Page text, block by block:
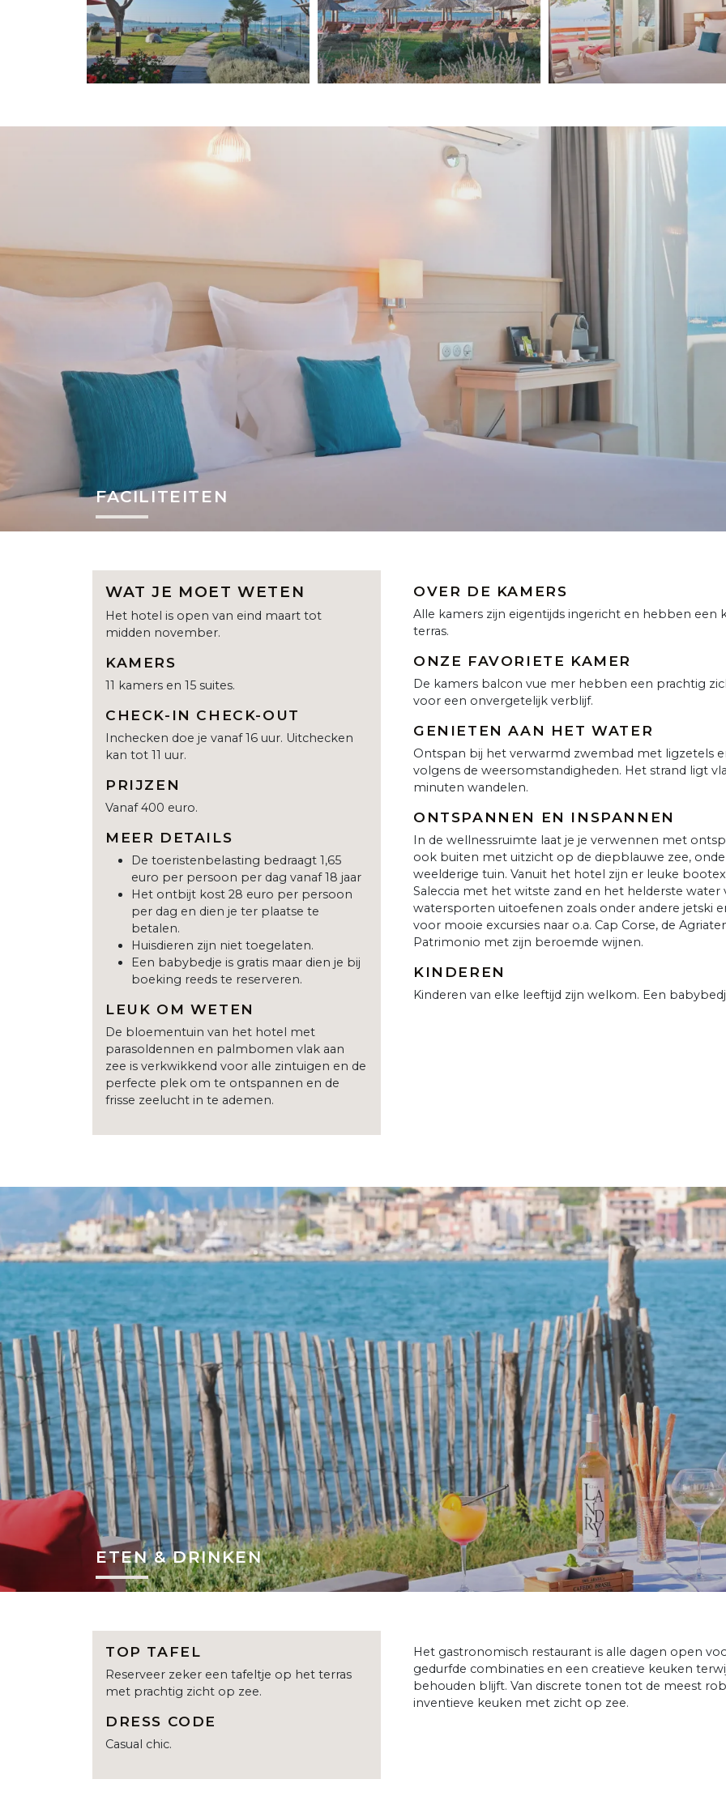
FACILITEITEN
WAT JE MOET WETEN
Het hotel is open van eind maart tot
midden november.
KAMERS
11 kamers en 15 suites.
CHECK-IN CHECK-OUT
Inchecken doe je vanaf 16 uur. Uitchecken
kan tot 11 uur.
PRIJZEN
Vanaf 400 euro.
MEER DETAILS
De toeristenbelasting bedraagt 1,65
euro per persoon per dag vanaf 18 jaar
Het ontbijt kost 28 euro per persoon
per dag en dien je ter plaatse te
betalen.
Huisdieren zijn niet toegelaten.
Een babybedje is gratis maar dien je bij
boeking reeds te reserveren.
LEUK OM WETEN
De bloementuin van het hotel met
parasoldennen en palmbomen vlak aan
zee is verkwikkend voor alle zintuigen en de
perfecte plek om te ontspannen en de
frisse zeelucht in te ademen.
OVER DE KAMERS
Alle kamers zijn eigentijds ingericht en hebben een
terras.
ONZE FAVORIETE KAMER
De kamers balcon vue mer hebben een prachtig
voor een onvergetelijk verblijf.
GENIETEN AAN HET WATER
Ontspan bij het verwarmd zwembad met ligzetels
volgens de weersomstandigheden. Het strand ligt
minuten wandelen.
ONTSPANNEN EN INSPANNEN
In de wellnessruimte laat je je verwennen met
ook buiten met uitzicht op de diepblauwe zee,
weelderige tuin. Vanuit het hotel zijn er leuke
Saleccia met het witste zand en het helderste water
watersporten uitoefenen zoals onder andere jetski
voor mooie excursies naar o.a. Cap Corse, de
Patrimonio met zijn beroemde wijnen.
KINDEREN
Kinderen van elke leeftijd zijn welkom. Een
ETEN & DRINKEN
TOP TAFEL
Reserveer zeker een tafeltje op het terras
met prachtig zicht op zee.
DRESS CODE
Casual chic.
Het gastronomisch restaurant is alle dagen open
gedurfde combinaties en een creatieve keuken
behouden blijft. Van discrete tonen tot de meest
inventieve keuken met zicht op zee.